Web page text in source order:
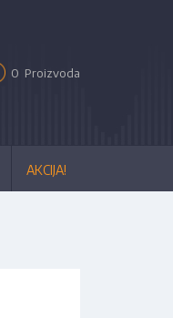
0 Proizvoda
AKCIJA!